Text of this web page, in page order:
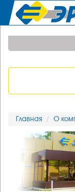
Главная О